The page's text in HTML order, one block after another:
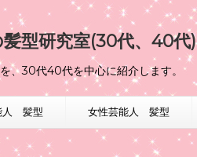
型研究室(30代、40代)
、30代40代を中心に紹介します。
人 髪型 女性芸能人 髪型